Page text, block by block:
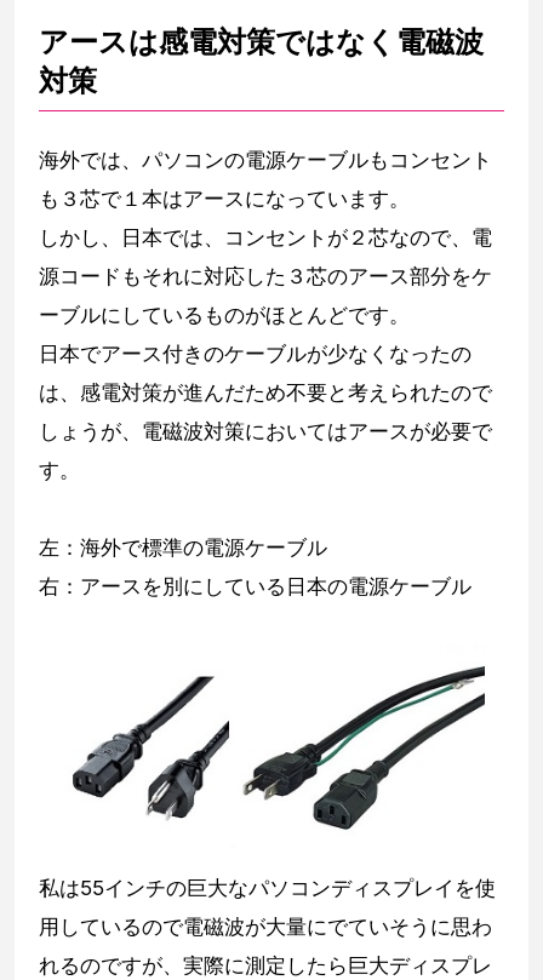
アースは感電対策ではなく電磁波
対策
海外では、パソコンの電源ケーブルもコンセント
も３芯で１本はアースになっています。
しかし、日本では、コンセントが２芯なので、電
源コードもそれに対応した３芯のアース部分をケ
ーブルにしているものがほとんどです。
日本でアース付きのケーブルが少なくなったの
は、感電対策が進んだため不要と考えられたので
しょうが、電磁波対策においてはアースが必要で
す。
左：海外で標準の電源ケーブル
右：アースを別にしている日本の電源ケーブル
私は55インチの巨大なパソコンディスプレイを使
用しているので電磁波が大量にでていそうに思わ
れるのですが、実際に測定したら巨大ディスプレ